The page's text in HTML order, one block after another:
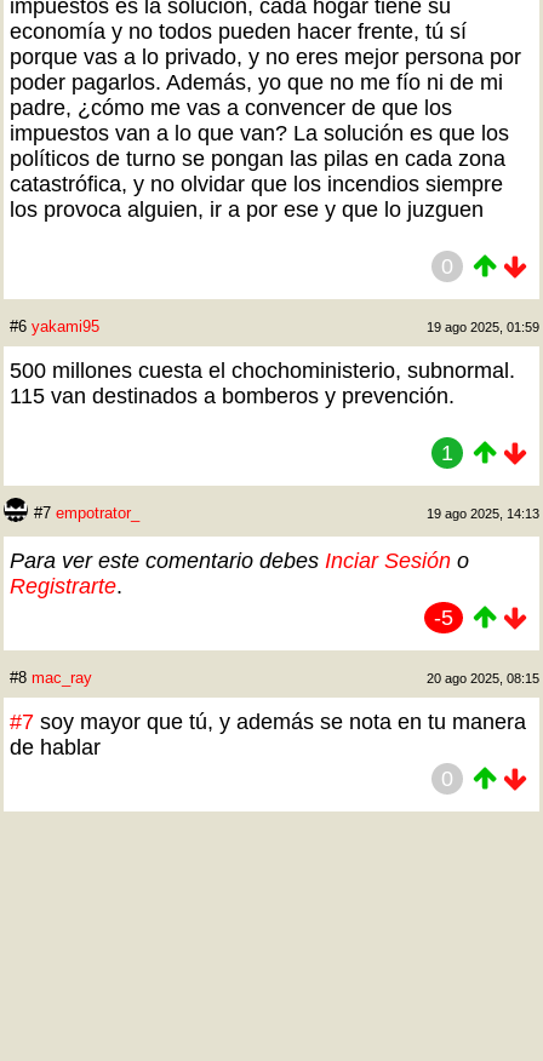
impuestos es la solución, cada hogar tiene su
economía y no todos pueden hacer frente, tú sí
porque vas a lo privado, y no eres mejor persona por
poder pagarlos. Además, yo que no me fío ni de mi
padre, ¿cómo me vas a convencer de que los
impuestos van a lo que van? La solución es que los
políticos de turno se pongan las pilas en cada zona
catastrófica, y no olvidar que los incendios siempre
los provoca alguien, ir a por ese y que lo juzguen
0
#6 yakami95 19 ago 2025, 01:59
500 millones cuesta el chochoministerio, subnormal.
115 van destinados a bomberos y prevención.
1
#7 empotrator_ 19 ago 2025, 14:13
Para ver este comentario debes Inciar Sesión o
Registrarte.
-5
#8 mac_ray 20 ago 2025, 08:15
#7 soy mayor que tú, y además se nota en tu manera
de hablar
0